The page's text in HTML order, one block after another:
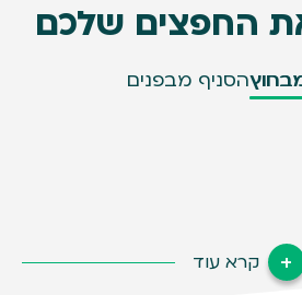
הסניף מבפנים
החפצים שלכם
קרא עוד